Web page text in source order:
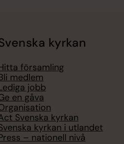
kyrkan
församling
medlem
jobb
en gåva
Svenska kyrkan
kyrkan i utlandet
– nationell nivå